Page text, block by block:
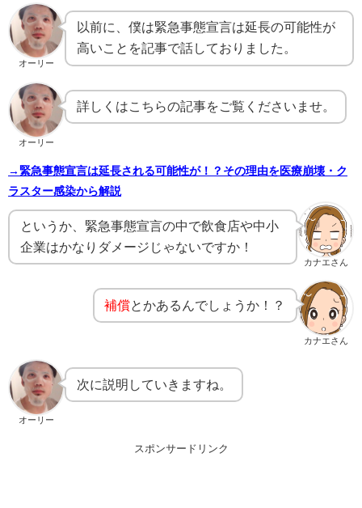
オーリー
以前に、僕は緊急事態宣言は延長の可能性が
高いことを記事で話しておりました。
オーリー
詳しくはこちらの記事をご覧くださいませ。
→緊急事態宣言は延長される可能性が！？その理由を医療崩壊・ク
ラスター感染から解説
カナエさん
というか、緊急事態宣言の中で飲食店や中小
企業はかなりダメージじゃないですか！
カナエさん
補償とかあるんでしょうか！？
オーリー
次に説明していきますね。
スポンサードリンク